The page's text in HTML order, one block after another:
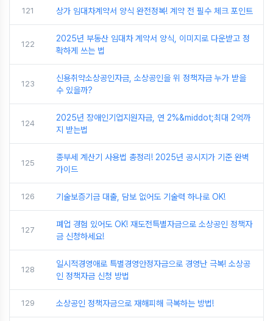
121 상가 임대차계약서 양식 완전정복! 계약 전 필수 체크 포인트
122
2025년 부동산 임대차 계약서 양식, 이미지로 다운받고 정
확하게 쓰는 법
123
신용취약소상공인자금, 소상공인을 위 정책자금 누가 받을
수 있을까?
124
2025년 장애인기업지원자금, 연 2%&middot;최대 2억까
지 받는법
125
종부세 계산기 사용법 총정리! 2025년 공시지가 기준 완벽
가이드
126 기술보증기금 대출, 담보 없어도 기술력 하나로 OK!
127
폐업 경험 있어도 OK! 재도전특별자금으로 소상공인 정책자
금 신청하세요!
128
일시적경영애로 특별경영안정자금으로 경영난 극복! 소상공
인 정책자금 신청 방법
129 소상공인 정책자금으로 재해피해 극복하는 방법!